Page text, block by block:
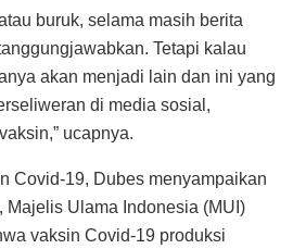
buruk, selama masih berita
Tetapi kalau
akan menjadi lain dan ini yang
di media sosial,
ucapnya.
Covid-19, Dubes menyampaikan
Majelis Ulama Indonesia (MUI)
vaksin Covid-19 produksi